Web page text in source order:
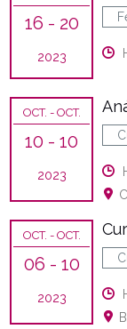
16 - 20
2023
OCT. - OCT.
10 - 10
2023
OCT. - OCT.
06 - 10
2023